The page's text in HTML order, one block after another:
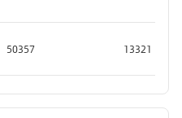
50357 13321